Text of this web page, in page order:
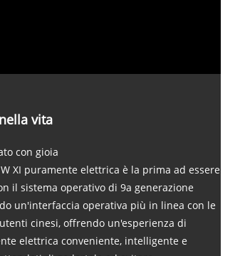
vita
con gioia
XI puramente elettrica è la prima ad essere
il sistema operativo di 9a generazione
un'interfaccia operativa più in linea con le
cinesi, offrendo un'esperienza di
elettrica conveniente, intelligente e